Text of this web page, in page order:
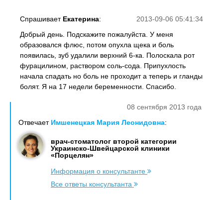
2013-09-06 05:41:34
Спрашивает Екатерина:
Добрый день. Подскажите пожалуйста. У меня
образовался флюс, потом опухла щека и боль
появилась, зуб удалили верхний 6-ка. Полоскала рот
фурацилином, раствором соль-сода. Припухлость
начала спадать но боль не проходит а теперь и гланды
болят. Я на 17 недели беременности. Спасибо.
08 сентября 2013 года
Отвечает Имшенецкая Мария Леонидовна:
врач-стоматолог второй категории
Украинско-Швейцарской клиники
«Порцелян»
Информация о консультанте
Все ответы консультанта